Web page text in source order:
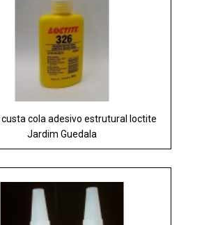
cola adesivo estrutural loctite
Jardim Guedala